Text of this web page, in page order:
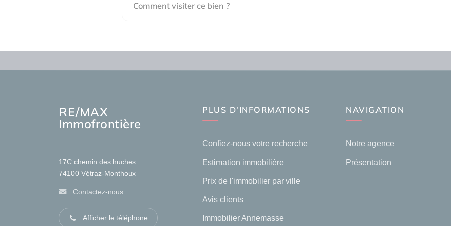
Comment visiter ce bien ?
RE/MAX
Immofrontière
17C chemin des huches
74100 Vétraz-Monthoux
Contactez-nous
Afficher le téléphone
PLUS D'INFORMATIONS
Confiez-nous votre recherche
Estimation immobilière
Prix de l'immobilier par ville
Avis clients
Immobilier Annemasse
NAVIGATION
Notre agence
Présentation